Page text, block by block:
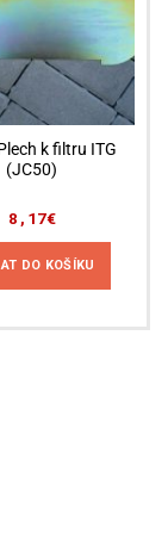
k filtru ITG
(JC50)
8,17€
DO KOŠÍKU